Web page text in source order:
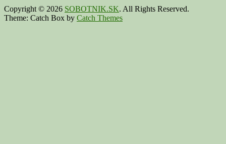
Copyright © 2026 SOBOTNIK.SK. All Rights Reserved.
Theme: Catch Box by Catch Themes